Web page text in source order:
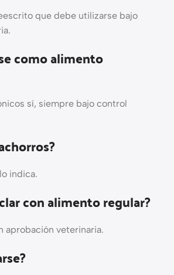
que debe utilizarse bajo
como alimento
sí, siempre bajo control
indica.
con alimento regular?
aprobación veterinaria.